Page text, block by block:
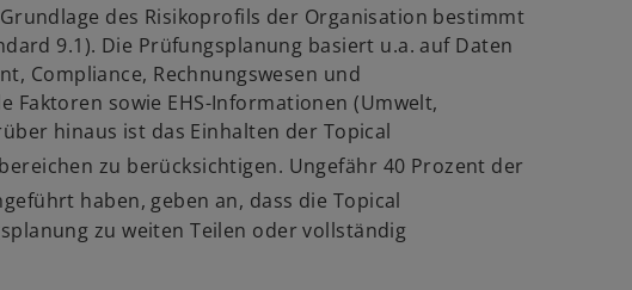
des Risikoprofils der Organisation bestimmt
9.1). Die Prüfungsplanung basiert u.a. auf Daten
Compliance, Rechnungswesen und
Faktoren sowie EHS-Informationen (Umwelt,
hinaus ist das Einhalten der Topical
zu berücksichtigen. Ungefähr 40 Prozent der
haben, geben an, dass die Topical
zu weiten Teilen oder vollständig